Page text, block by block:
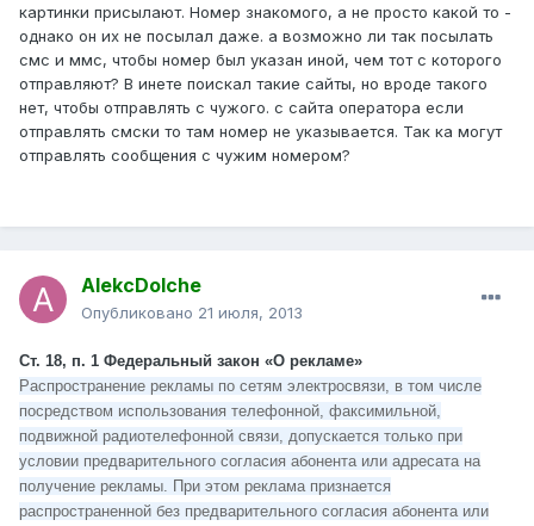
картинки присылают. Номер знакомого, а не просто какой то -
однако он их не посылал даже. а возможно ли так посылать
смс и ммс, чтобы номер был указан иной, чем тот с которого
отправляют? В инете поискал такие сайты, но вроде такого
нет, чтобы отправлять с чужого. с сайта оператора если
отправлять смски то там номер не указывается. Так ка могут
отправлять сообщения с чужим номером?
AlekcDolche
Опубликовано 21 июля, 2013
Ст. 18, п. 1 Федеральный закон «О рекламе»
Распространение рекламы по сетям электросвязи, в том числе
посредством использования телефонной, факсимильной,
подвижной радиотелефонной связи, допускается только при
условии предварительного согласия абонента или адресата на
получение рекламы. При этом реклама признается
распространенной без предварительного согласия абонента или